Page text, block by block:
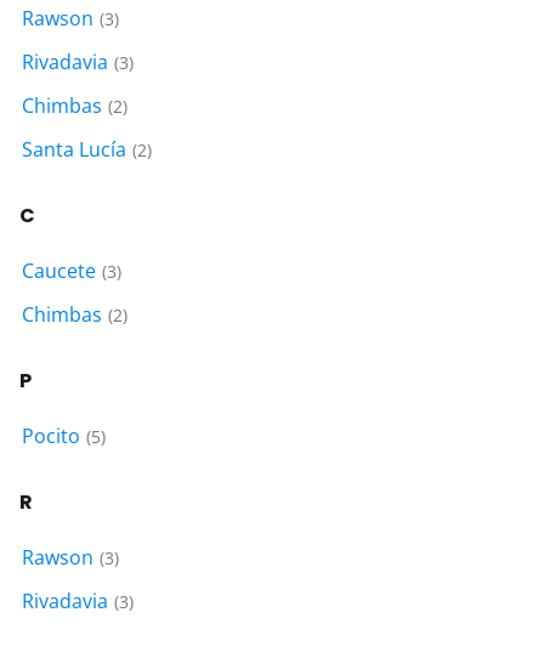
Rawson (3)
Rivadavia (3)
Chimbas (2)
Santa Lucía (2)
C
Caucete (3)
Chimbas (2)
P
Pocito (5)
R
Rawson (3)
Rivadavia (3)